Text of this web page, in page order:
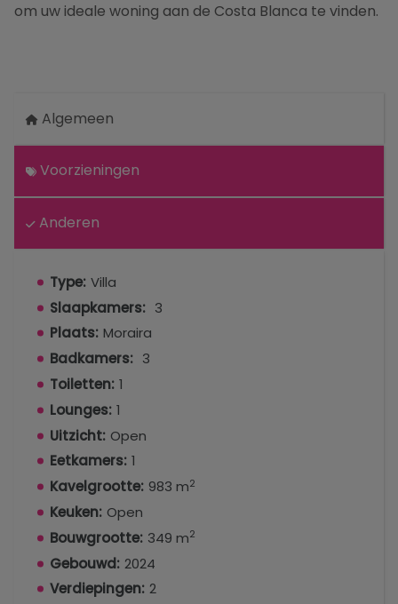
om uw ideale woning aan de Costa Blanca te vinden.
Algemeen
Voorzieningen
Anderen
Type: Villa
Slaapkamers: 3
Plaats: Moraira
Badkamers: 3
Toiletten: 1
Lounges: 1
Uitzicht: Open
Eetkamers: 1
Kavelgrootte: 983 m2
Keuken: Open
Bouwgrootte: 349 m2
Gebouwd: 2024
Verdiepingen: 2